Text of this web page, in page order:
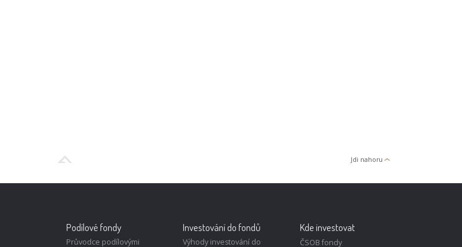
Jdi nahoru
Podílové fondy Investování do fondů Kde investovat
Průvodce podílovými Výhody investování do ČSOB fondy